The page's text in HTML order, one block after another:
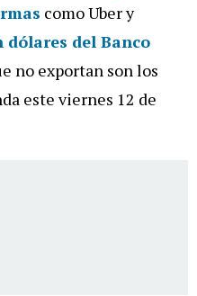
como Uber y
dólares del Banco
no exportan son los
este viernes 12 de